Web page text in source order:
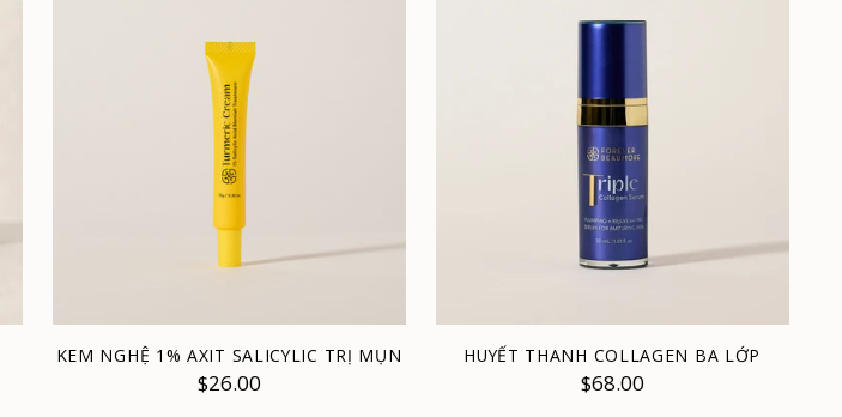
KEM NGHỆ 1% AXIT SALICYLIC TRỊ MỤN
$26.00
HUYẾT THANH COLLAGEN BA LỚP
$68.00